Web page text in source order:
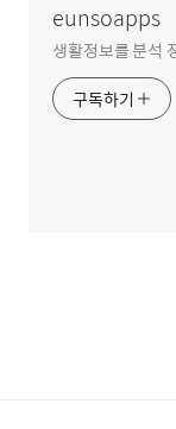
eunsoapps
생활정보를 분석
구독하기